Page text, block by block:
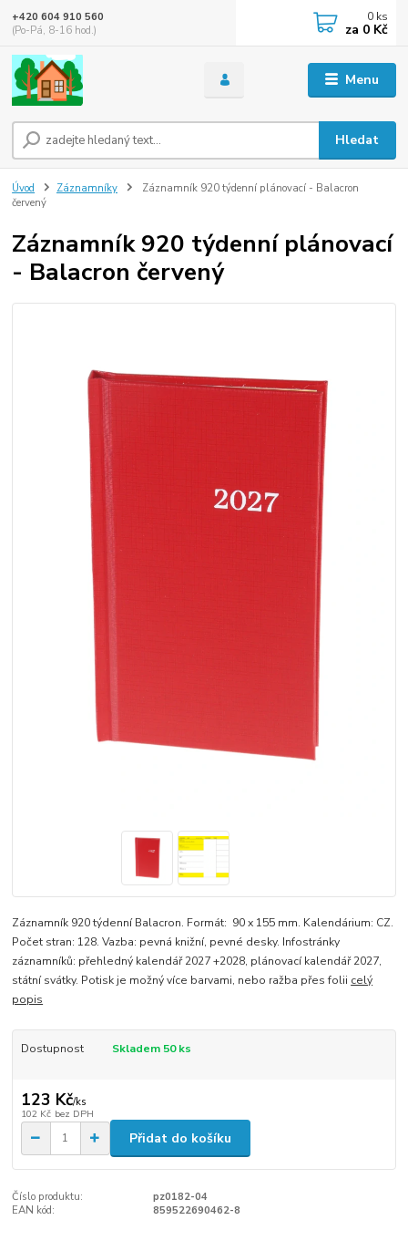
Menu
Hledat
+420 604 910 560
(Po-Pá, 8-16 hod.)
0 ks
za 0 Kč
Úvod Záznamníky
Záznamník 920 týdenní plánovací - Balacron
červený
Záznamník 920 týdenní plánovací
- Balacron červený
Záznamník 920 týdenní Balacron. Formát: 90 x 155 mm. Kalendárium: CZ.
Počet stran: 128. Vazba: pevná knižní, pevné desky. Infostránky
záznamníků: přehledný kalendář 2027 +2028, plánovací kalendář 2027,
státní svátky. Potisk je možný více barvami, nebo ražba přes folii celý
popis
Dostupnost Skladem 50 ks
123 Kč/ks
102 Kč bez DPH
Přidat do košíku
Číslo produktu:
pz0182-04
EAN kód:
859522690462-8